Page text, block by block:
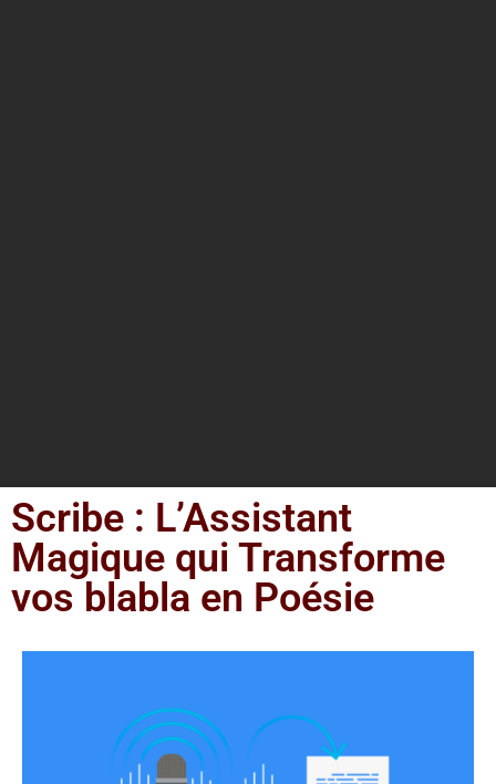
Scribe : L’Assistant
Magique qui Transforme
vos blabla en Poésie